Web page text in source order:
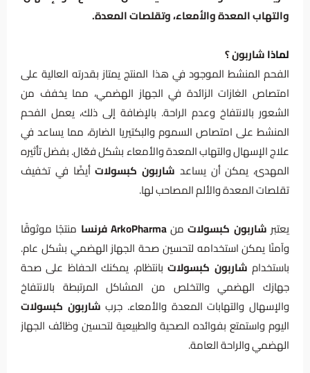
والتهاب المعدة والأمعاء، وتقلصات المعدة.
لماذاشاربون ؟
الفحم المنشط الموجود في هذا المنتج يمتاز بقدرته العالية على
امتصاص الغازات الزائدة في الجهاز الهضمي، مما يخفف من
الشعور بالانتفاخ وعدم الراحة. بالإضافة إلى ذلك، يعمل الفحم
المنشط على امتصاص السموم والبكتيريا الضارة، مما يساعد في
علاج الإسهال والتهاب المعدة والأمعاء بشكل فعّال. بفضل تأثيره
المهدئ، يمكن أن يساعد شاربون كبسولاتأيضًا في تخفيف
تقلصات المعدة والألم المصاحب لها.
يعتبرشاربون كبسولاتمنArkoPharma فرنسا
منتجًا موثوقًا
وآمنًا يمكن استخدامه لتحسين صحة الجهاز الهضمي بشكل عام.
باستخدام شاربون كبسولاتبانتظام، يمكنك الحفاظ على صحة
جهازك الهضمي والتخلص من المشاكل المرتبطة بالانتفاخ
والإسهال والتهابات المعدة والأمعاء. جرب شاربون كبسولات
اليوم واستمتع بفوائده الصحية والطبيعية لتحسين وظائف الجهاز
الهضمي والراحة العامة.